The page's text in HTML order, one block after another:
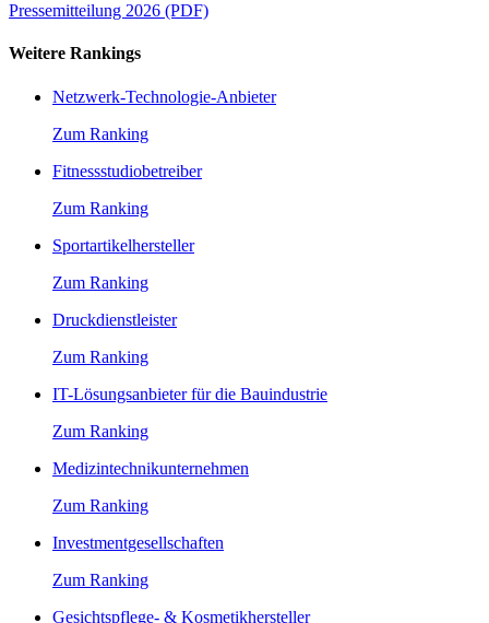
Pressemitteilung 2026 (PDF)
Weitere Rankings
Netzwerk-Technologie-Anbieter
Zum Ranking
Fitnessstudiobetreiber
Zum Ranking
Sportartikelhersteller
Zum Ranking
Druckdienstleister
Zum Ranking
IT-Lösungsanbieter für die Bauindustrie
Zum Ranking
Medizintechnikunternehmen
Zum Ranking
Investmentgesellschaften
Zum Ranking
Gesichtspflege- & Kosmetikhersteller